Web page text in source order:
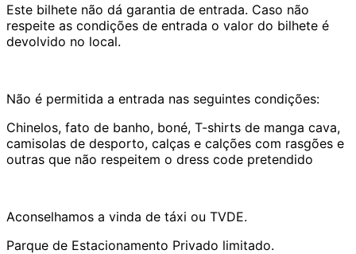
Este bilhete não dá garantia de entrada. Caso não
respeite as condições de entrada o valor do bilhete é
devolvido no local.
Não é permitida a entrada nas seguintes condições:
Chinelos, fato de banho, boné, T-shirts de manga cava,
camisolas de desporto, calças e calções com rasgões e
outras que não respeitem o dress code pretendido
Aconselhamos a vinda de táxi ou TVDE.
Parque de Estacionamento Privado limitado.